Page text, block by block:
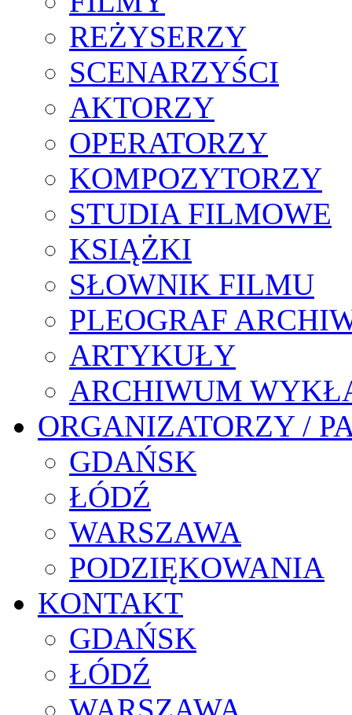
REŻYSERZY
SCENARZYŚCI
AKTORZY
OPERATORZY
KOMPOZYTORZY
STUDIA FILMOWE
KSIĄŻKI
SŁOWNIK FILMU
PLEOGRAF
ARTYKUŁY
ARCHIWUM
ORGANIZATORZY /
GDAŃSK
ŁÓDŹ
WARSZAWA
PODZIĘKOWANIA
KONTAKT
GDAŃSK
ŁÓDŹ